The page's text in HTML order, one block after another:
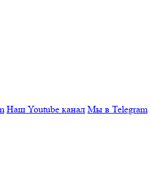
Наш Youtube канал Мы в Telegram